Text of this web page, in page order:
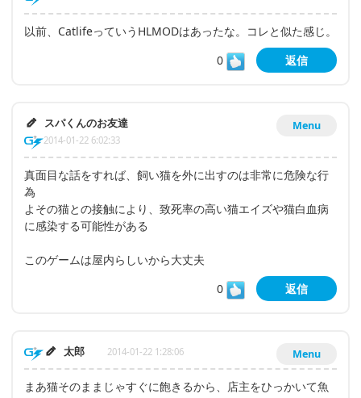
以前、CatlifeっていうHLMODはあったな。コレと似た感じ。
0
返信
Menu
スパくんのお友達
2014-01-22 6:02:33
真面目な話をすれば、飼い猫を外に出すのは非常に危険な行
為
よその猫との接触により、致死率の高い猫エイズや猫白血病
に感染する可能性がある
このゲームは屋内らしいから大丈夫
0
返信
Menu
太郎 2014-01-22 1:28:06
まあ猫そのままじゃすぐに飽きるから、店主をひっかいて魚